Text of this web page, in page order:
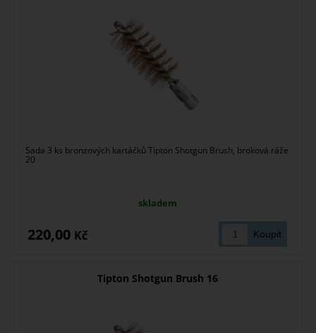
Sada 3 ks bronzových kartáčků Tipton Shotgun Brush, broková ráže
20
skladem
220,00 Kč
Tipton Shotgun Brush 16